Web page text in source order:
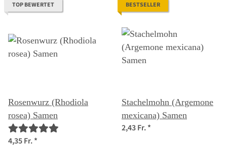
TOP BEWERTET
Rosenwurz (Rhodiola
rosea) Samen
4,35 Fr.*
BESTSELLER
Stachelmohn (Argemone
mexicana) Samen
2,43 Fr.*